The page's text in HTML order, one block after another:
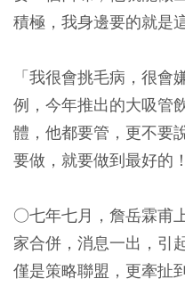
積極，我身邊要的就是
「我很會挑毛病，很
例，今年推出的大吸管
體，他都要管，更不要
要做，就要做到最好的！
○七年七月，詹岳霖甫
家合併，消息一出，引
僅是策略聯盟，更牽扯